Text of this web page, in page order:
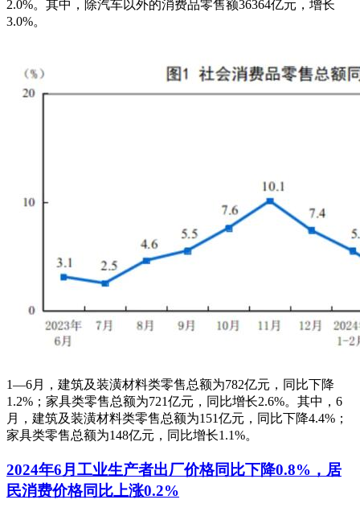
2.0%。其中，除汽车以外的消费品零售额36364亿元，增长
3.0%。
1—6月，建筑及装潢材料类零售总额为782亿元，同比下降
1.2%；家具类零售总额为721亿元，同比增长2.6%。其中，6
月，建筑及装潢材料类零售总额为151亿元，同比下降4.4%；
家具类零售总额为148亿元，同比增长1.1%。
2024年6月工业生产者出厂价格同比下降0.8%，居
民消费价格同比上涨0.2%